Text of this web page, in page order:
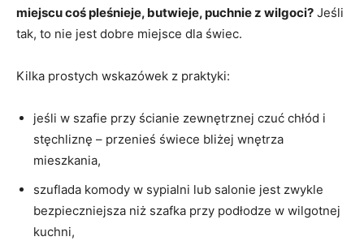
miejscu coś pleśnieje, butwieje, puchnie z wilgoci? Jeśli
tak, to nie jest dobre miejsce dla świec.
Kilka prostych wskazówek z praktyki:
jeśli w szafie przy ścianie zewnętrznej czuć chłód i
stęchliznę – przenieś świece bliżej wnętrza
mieszkania,
szuflada komody w sypialni lub salonie jest zwykle
bezpieczniejsza niż szafka przy podłodze w wilgotnej
kuchni,